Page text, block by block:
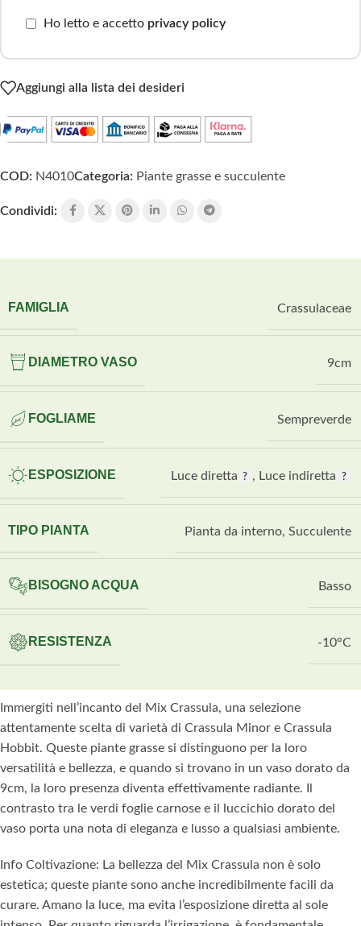
Ho letto e accetto privacy policy
Aggiungi alla lista dei desideri
COD: N4010Categoria: Piante grasse e succulente
Condividi:
FAMIGLIA Crassulaceae
DIAMETRO VASO 9cm
FOGLIAME Sempreverde
ESPOSIZIONE Luce diretta , Luce indiretta
TIPO PIANTA Pianta da interno, Succulente
BISOGNO ACQUA Basso
RESISTENZA -10°C
Immergiti nell’incanto del Mix Crassula, una selezione
attentamente scelta di varietà di Crassula Minor e Crassula
Hobbit. Queste piante grasse si distinguono per la loro
versatilità e bellezza, e quando si trovano in un vaso dorato da
9cm, la loro presenza diventa effettivamente radiante. Il
contrasto tra le verdi foglie carnose e il luccichio dorato del
vaso porta una nota di eleganza e lusso a qualsiasi ambiente.
Info Coltivazione: La bellezza del Mix Crassula non è solo
estetica; queste piante sono anche incredibilmente facili da
curare. Amano la luce, ma evita l’esposizione diretta al sole